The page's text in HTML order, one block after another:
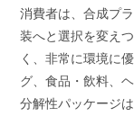
消費者は、合成プ
装へと選択を変え
く、非常に環境に
グ、食品・飲料、
分解性パッケージ